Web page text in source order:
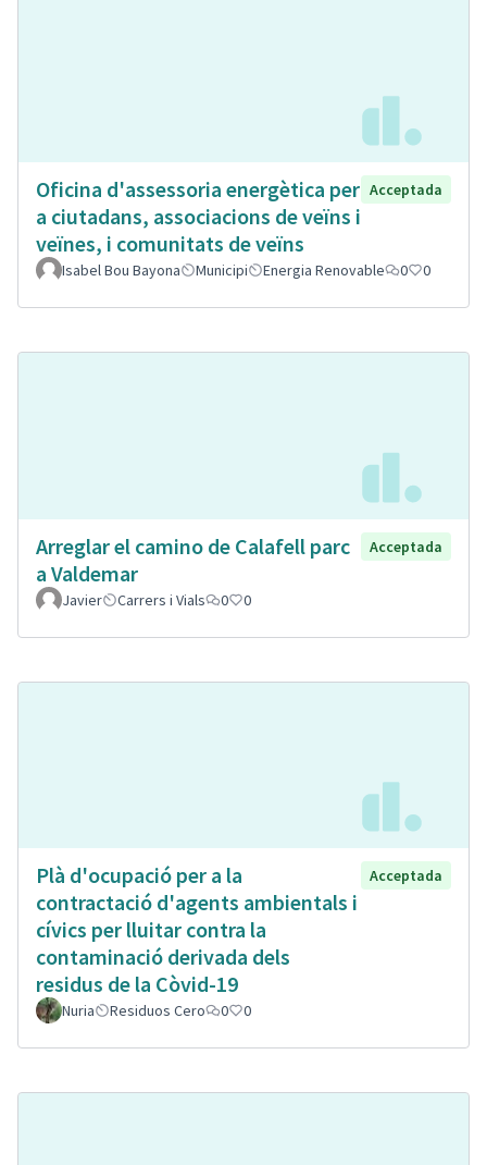
Oficina d'assessoria energètica per
a ciutadans, associacions de veïns i
veïnes, i comunitats de veïns
Acceptada
Isabel Bou Bayona Municipi Energia Renovable 0 0
Arreglar el camino de Calafell parc
a Valdemar
Acceptada
Javier Carrers i Vials 0 0
Plà d'ocupació per a la
contractació d'agents ambientals i
cívics per lluitar contra la
contaminació derivada dels
residus de la Còvid-19
Acceptada
Nuria Residuos Cero 0 0